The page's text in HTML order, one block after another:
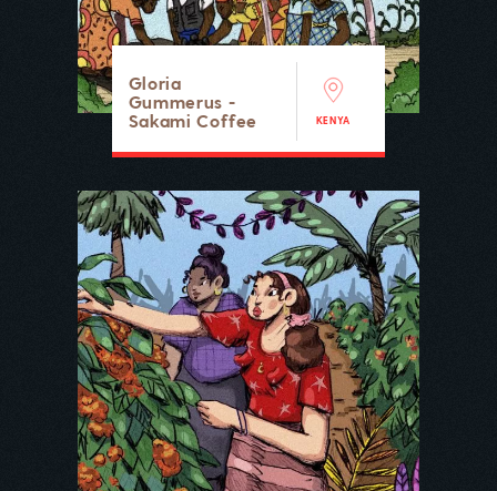
Gloria
Gummerus -
Sakami Coffee
KENYA